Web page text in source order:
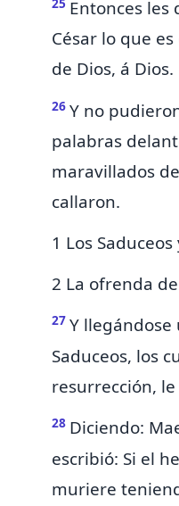
Entonces les
César lo que
de Dios, á Dios.
26 Y no
palabras
maravillados
callaron.
1 Los
2 La ofrenda
27 Y llegándose
Saduceos, los
resurrección,
28 Diciendo:
escribió: Si el
muriere